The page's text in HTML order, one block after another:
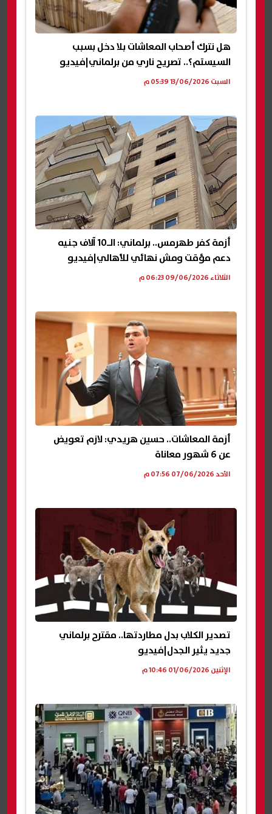
هل نترك أصحاب المعاشات بلا دخل بسبب
السيستم؟.. تصريح ناري من برلماني|فيديو
السبت 13/06/2026 05:39 م
أزمة كفر طهرمس.. برلماني: الـ10 آلاف جنيه
دعم مؤقت ومش نهائي للأهالي|فيديو
الثلاثاء 09/06/2026 06:23 م
أزمة المعاشات.. حسين هريدي: لازم تعويض
عن 6 شهور معاناة
الأحد 07/06/2026 07:56 م
تصدير الكلاب بدل مطاردتها.. مقترح برلماني
جديد يثير الجدل|فيديو
الإثنين 01/06/2026 10:46 م